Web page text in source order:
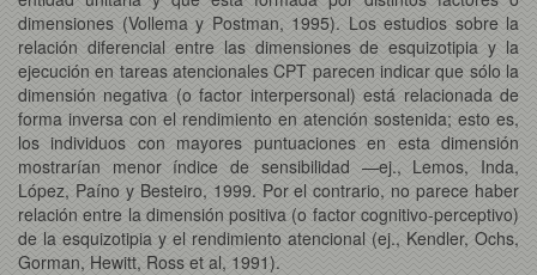
dimensiones (Vollema y Postman, 1995). Los estudios sobre la
relación diferencial entre las dimensiones de esquizotipia y la
ejecución en tareas atencionales CPT parecen indicar que sólo la
dimensión negativa (o factor interpersonal) está relacionada de
forma inversa con el rendimiento en atención sostenida; esto es,
los individuos con mayores puntuaciones en esta dimensión
mostrarían menor índice de sensibilidad —ej., Lemos, Inda,
López, Paíno y Besteiro, 1999. Por el contrario, no parece haber
relación entre la dimensión positiva (o factor cognitivo-perceptivo)
de la esquizotipia y el rendimiento atencional (ej., Kendler, Ochs,
Gorman, Hewitt, Ross et al, 1991).